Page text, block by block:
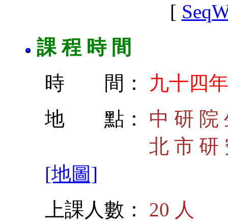
[
課 程 時 間
時 間： 九十四
地 點： 中 研 院
北 市 研 究 院
[地圖]
上課人數：
20 人